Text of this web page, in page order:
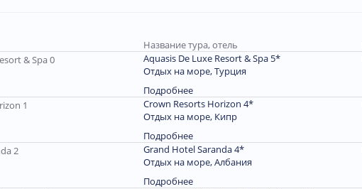
Название тура, отель
Aquasis De Luxe Resort & Spa 5*
Отдых на море, Турция
Подробнее
Crown Resorts Horizon 4*
Отдых на море, Кипр
Подробнее
Grand Hotel Saranda 4*
Отдых на море, Албания
Подробнее